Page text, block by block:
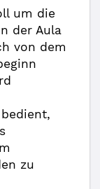
um die
der Aula
von dem
zu